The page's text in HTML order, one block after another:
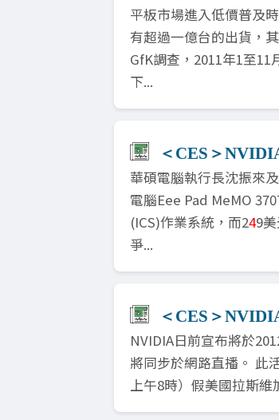
平板市場進入低價普及
有超過一億台的出貨，
GfK調查，2011年1至
下...
＜CES＞
華碩電腦執行長沈振來
電腦Eee Pad MeMO
(ICS)作業系統，而249
爭...
＜CES＞
NVIDIA日前宣布將於
將同步於網路直播。 此
上午8時）假美國拉斯